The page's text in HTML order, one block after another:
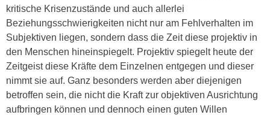
kritische Krisenzustände und auch allerlei
Beziehungsschwierigkeiten nicht nur am Fehlverhalten im
Subjektiven liegen, sondern dass die Zeit diese projektiv in
den Menschen hineinspiegelt. Projektiv spiegelt heute der
Zeitgeist diese Kräfte dem Einzelnen entgegen und dieser
nimmt sie auf. Ganz besonders werden aber diejenigen
betroffen sein, die nicht die Kraft zur objektiven Ausrichtung
aufbringen können und dennoch einen guten Willen